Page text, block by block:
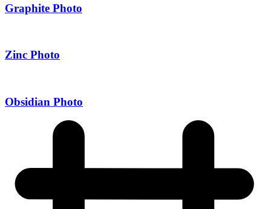
Graphite Photo
Zinc Photo
Obsidian Photo